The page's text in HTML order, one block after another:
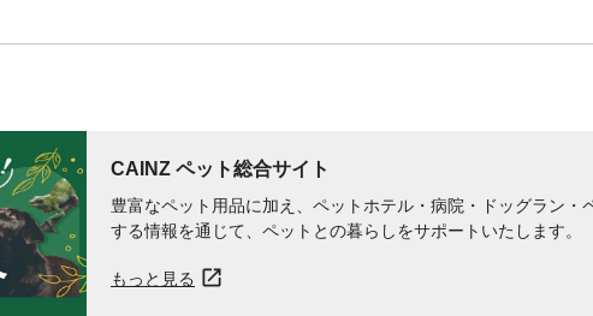
CAINZ ペット総合サイト
豊富なペット用品に加え、ペットホテル・病院・ドッグラン
する情報を通じて、ペットとの暮らしをサポートいたします。
もっと見る